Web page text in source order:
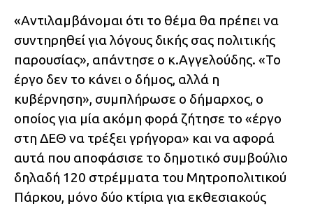
«Αντιλαμβάνομαι ότι το θέμα θα πρέπει να
συντηρηθεί για λόγους δικής σας πολιτικής
παρουσίας», απάντησε ο κ.Αγγελούδης. «Το
έργο δεν το κάνει ο δήμος, αλλά η
κυβέρνηση», συμπλήρωσε ο δήμαρχος, ο
οποίος για μία ακόμη φορά ζήτησε το «έργο
στη ΔΕΘ να τρέξει γρήγορα» και να αφορά
αυτά που αποφάσισε το δημοτικό συμβούλιο
δηλαδή 120 στρέμματα του Μητροπολιτικού
Πάρκου, μόνο δύο κτίρια για εκθεσιακούς